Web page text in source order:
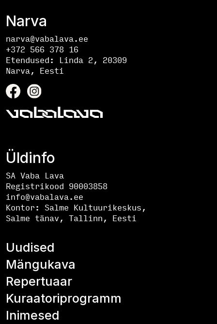
Narva
narva@vabalava.ee
+372 566 378 16
Etendused: Linda 2, 20309
Narva, Eesti
Üldinfo
SA Vaba Lava
Registrikood 90003858
info@vabalava.ee
Kontor: Salme Kultuurikeskus,
Salme tänav, Tallinn, Eesti
Uudised
Mängukava
Repertuaar
Kuraatoriprogramm
Inimesed